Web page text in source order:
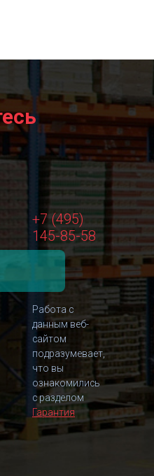
+7 (495)
145-85-58
Работа с
данным веб-
сайтом
подразумевает,
что вы
ознакомились
с разделом
Гарантия